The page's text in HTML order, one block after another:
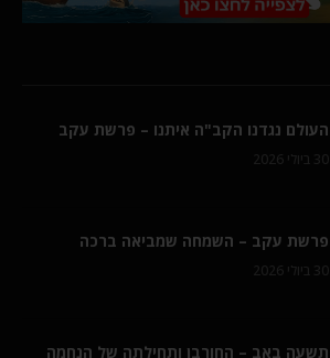
העולם נגדנו הקב"ה איתנו – פרשת עקב
30 ביולי 2026
פרשת עקב – השמחה שמביאה ברכה
30 ביולי 2026
תשעה באב – החורבן ותחילתה של הנחמה